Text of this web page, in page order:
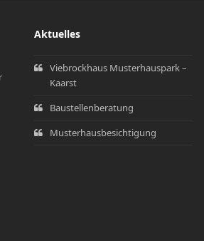
Aktuelles
Viebrockhaus Musterhauspark –
Kaarst
Baustellenberatung
Musterhausbesichtigung